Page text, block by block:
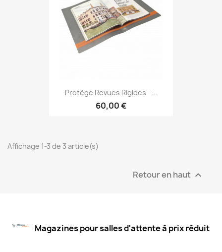
Protège Revues Rigides –...
60,00 €
Affichage 1-3 de 3 article(s)
Retour en haut 
Magazines pour salles d'attente à prix réduit